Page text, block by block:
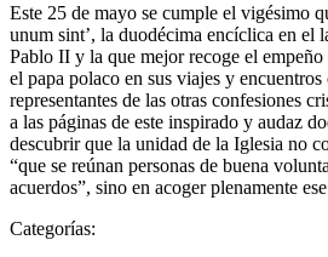
Este 25 de mayo se cumple el vigésimo
unum sint’, la duodécima encíclica en el
Pablo II y la que mejor recoge el
el papa polaco en sus viajes y
representantes de las otras confesiones
a las páginas de este inspirado y audaz
descubrir que la unidad de la Iglesia no
“que se reúnan personas de buena
acuerdos”, sino en acoger plenamente
Categorías: